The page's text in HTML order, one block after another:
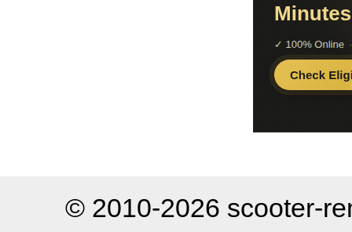
© 2010-2026 scooter-